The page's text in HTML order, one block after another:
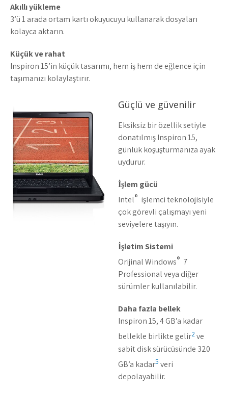
Akıllı yükleme
3’ü 1 arada ortam kartı okuyucuyu kullanarak dosyaları
kolayca aktarın.
Küçük ve rahat
Inspiron 15’in küçük tasarımı, hem iş hem de eğlence için
taşımanızı kolaylaştırır.
Güçlü ve güvenilir
Eksiksiz bir özellik setiyle
donatılmış Inspiron 15,
günlük koşuşturmanıza ayak
uydurur.
İşlem gücü
Intel® işlemci teknolojisiyle
çok görevli çalışmayı yeni
seviyelere taşıyın.
İşletim Sistemi
Orijinal Windows® 7
Professional veya diğer
sürümler kullanılabilir.
Daha fazla bellek
Inspiron 15, 4 GB’a kadar
bellekle birlikte gelir2 ve
sabit disk sürücüsünde 320
GB’a kadar5 veri
depolayabilir.